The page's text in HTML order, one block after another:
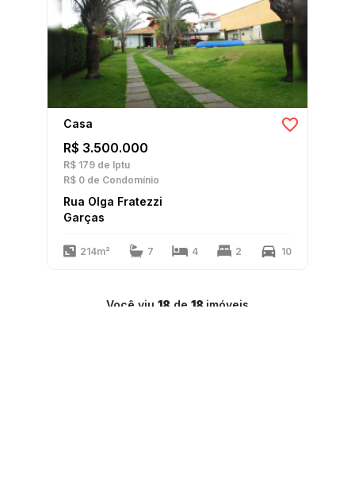
Casa
R$ 3.500.000
R$ 179 de Iptu
R$ 0 de Condomínio
Rua Olga Fratezzi
Garças
214m² 7 4 2 10
Você viu 18 de 18 imóveis